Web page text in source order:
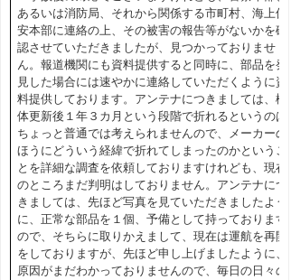
あるいは消防局、それから関係する市町村、海上保
安本部に連絡の上、その被害の報告等がないかを確
認させていただきましたが、見つかっておりませ
ん。報道機関にも資料提供すると同時に、部品を発
見した場合には速やかに連絡していただくように資
料提供しております。アンテナにつきましては、機
体更新後１年３カ月という段階で折れるというのは
ちょっと普通では考えられませんので、メーカーの
ほうにどういう経緯で折れてしまったのかというこ
とを詳細な調査を依頼しておりますけれども、現在
のところまだ判明はしておりません。アンテナにつ
きましては、先ほど写真を見ていただきましたよう
に、正常な部品を１個、予備として持っております
ので、そちらに取りかえまして、現在は運航を再開
をしておりますが、先ほど申し上げましたように、
原因がまだわかっておりませんので、毎日の日々の